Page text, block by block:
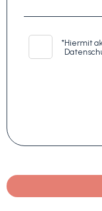
*Hiermit